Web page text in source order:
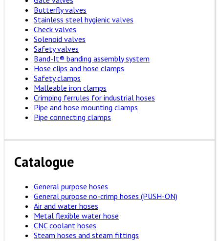
Butterfly valves
Stainless steel hygienic valves
Check valves
Solenoid valves
Safety valves
Band-It® banding assembly system
Hose clips and hose clamps
Safety clamps
Malleable iron clamps
Crimping ferrules for industrial hoses
Pipe and hose mounting clamps
Pipe connecting clamps
Catalogue
General purpose hoses
General purpose no-crimp hoses (PUSH-ON)
Air and water hoses
Metal flexible water hose
CNC coolant hoses
Steam hoses and steam fittings